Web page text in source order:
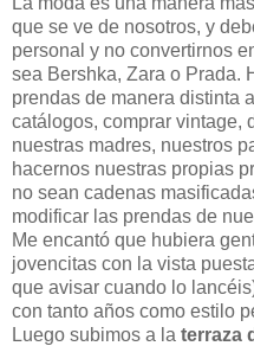
que se ve de nosotros, y
personal y no convertirnos
sea Bershka, Zara o Prada.
prendas de manera distinta
catálogos, comprar vintage,
nuestras madres, nuestros
hacernos nuestras propias
no sean cadenas
modificar las prendas de
Me encantó que hubiera
jovencitas con la vista
que avisar cuando lo
con tanto años como estilo
Luego subimos a la terraza